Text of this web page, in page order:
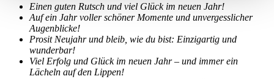
Einen guten Rutsch und viel Glück im neuen Jahr!
Auf ein Jahr voller schöner Momente und unvergesslicher
Augenblicke!
Prosit Neujahr und bleib, wie du bist: Einzigartig und
wunderbar!
Viel Erfolg und Glück im neuen Jahr – und immer ein
Lächeln auf den Lippen!